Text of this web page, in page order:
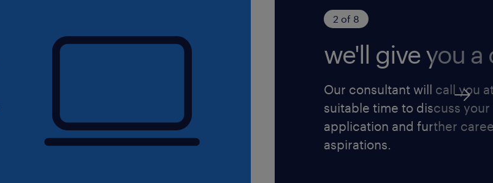
Horaire : Travail à pauses (38 heures/semaine) : une
2 of 8
we'll give you a
Our consultant will call you
suitable time to discuss your
application and further
aspirations.